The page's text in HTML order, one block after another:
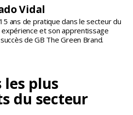
Vidal
ans de pratique dans le secteur du
expérience et son apprentissage
de GB The Green Brand.
les plus
du secteur